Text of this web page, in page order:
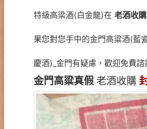
特級高梁酒(白金龍)在 老酒收購
果您對您手中的金門高粱酒(藍
慶酒)_金門有疑慮，歡迎免費諮
金門高粱真假 老酒收購